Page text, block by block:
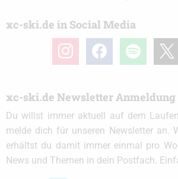
xc-ski.de in Social Media
instagramfacebook spotify
xc-ski.de Newsletter Anmeldung
Du willst immer aktuell auf dem
melde dich für unseren Newsletter an.
erhältst du damit immer einmal pro
News und Themen in dein Postfach.